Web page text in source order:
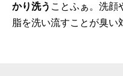
かり洗う ことふぁ。洗顔
脂を洗い流すことが臭い